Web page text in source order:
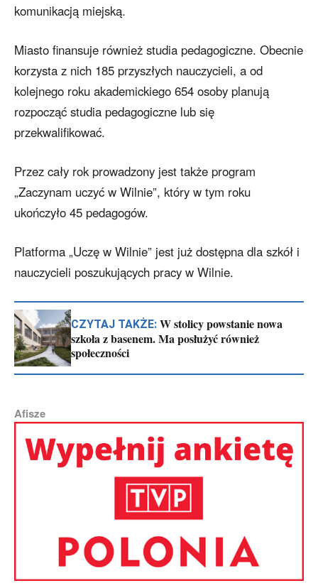
komunikacją miejską.
Miasto finansuje również studia pedagogiczne. Obecnie
korzysta z nich 185 przyszłych nauczycieli, a od
kolejnego roku akademickiego 654 osoby planują
rozpocząć studia pedagogiczne lub się
przekwalifikować.
Przez cały rok prowadzony jest także program
„Zaczynam uczyć w Wilnie”, który w tym roku
ukończyło 45 pedagogów.
Platforma „Uczę w Wilnie” jest już dostępna dla szkół i
nauczycieli poszukujących pracy w Wilnie.
CZYTAJ TAKŻE: W stolicy powstanie nowa
szkoła z basenem. Ma posłużyć również
społeczności
Afisze